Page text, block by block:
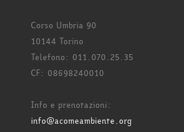
Corso Umbria 90
10144 Torino
Telefono: 011.070.25.35
CF: 08698240010
Info e prenotazioni:
info@acomeambiente.org